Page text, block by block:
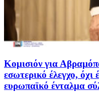
Κομισιόν για
εσωτερικό έλεγχο, όχι
ευρωπαϊκό ένταλμα